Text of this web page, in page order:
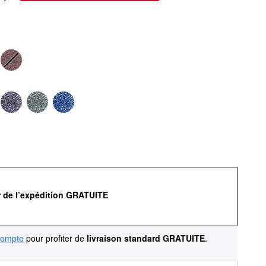
l’expédition GRATUITE
pour profiter de livraison standard GRATUITE.